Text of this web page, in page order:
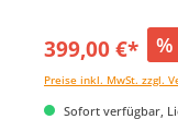
399,00 €* %
Preise inkl. MwSt. zzgl.
Sofort verfügbar,